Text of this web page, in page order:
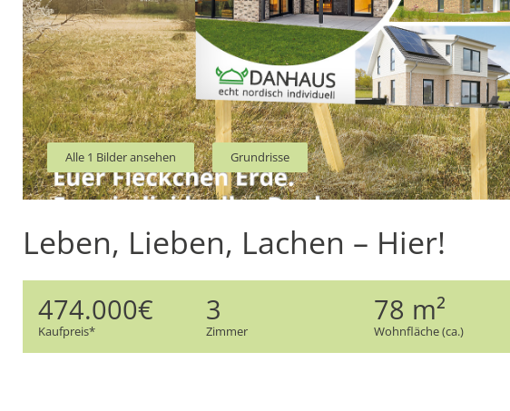
Alle 1 Bilder ansehen Grundrisse
Leben, Lieben, Lachen – Hier!
474.000€
Kaufpreis*
3
Zimmer
78 m²
Wohnfläche (ca.)